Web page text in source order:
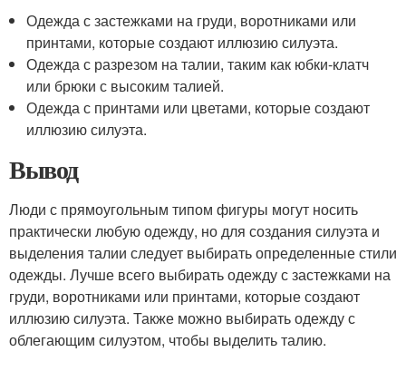
Одежда с застежками на груди, воротниками или
принтами, которые создают иллюзию силуэта.
Одежда с разрезом на талии, таким как юбки-клатч
или брюки с высоким талией.
Одежда с принтами или цветами, которые создают
иллюзию силуэта.
Вывод
Люди с прямоугольным типом фигуры могут носить
практически любую одежду, но для создания силуэта и
выделения талии следует выбирать определенные стили
одежды. Лучше всего выбирать одежду с застежками на
груди, воротниками или принтами, которые создают
иллюзию силуэта. Также можно выбирать одежду с
облегающим силуэтом, чтобы выделить талию.